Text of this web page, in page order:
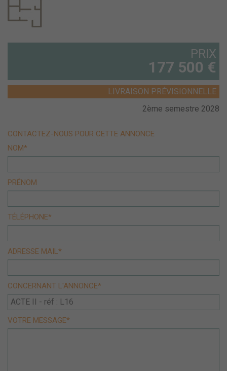
PRIX
177 500 €
LIVRAISON PRÉVISIONNELLE
2ème semestre 2028
CONTACTEZ-NOUS POUR CETTE ANNONCE
NOM*
PRÉNOM
TÉLÉPHONE*
ADRESSE MAIL*
CONCERNANT L'ANNONCE*
VOTRE MESSAGE*